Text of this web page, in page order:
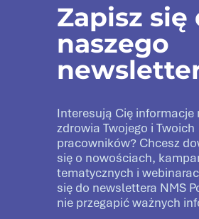
Zapisz się
naszego
Interesują Cię informacje
zdrowia Twojego i Twoich
pracowników? Chcesz
się o nowościach,
tematycznych i
się do newslettera NMS
nie przegapić ważnych